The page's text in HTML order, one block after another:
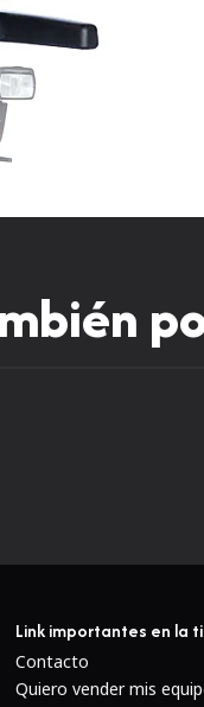
Link importantes en la
Contacto
Quiero vender mis